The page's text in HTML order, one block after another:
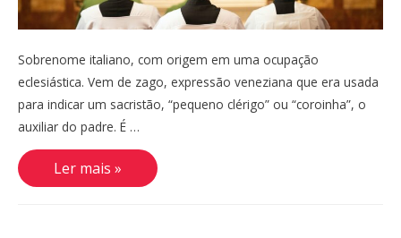
Sobrenome italiano, com origem em uma ocupação
eclesiástica. Vem de zago, expressão veneziana que era usada
para indicar um sacristão, “pequeno clérigo” ou “coroinha”, o
auxiliar do padre. É …
Zago
Ler mais »